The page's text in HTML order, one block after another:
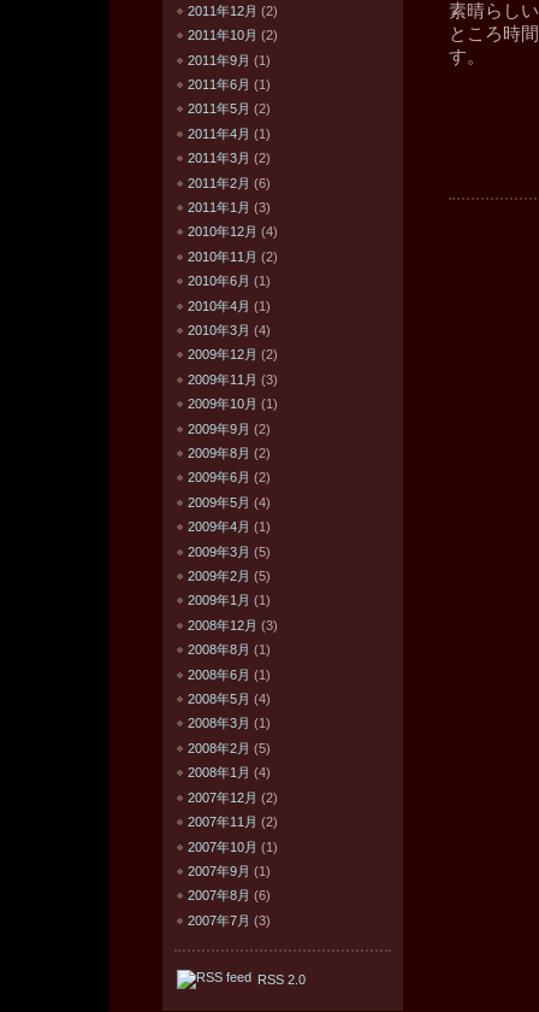
素晴らし
ところ時
す。
2011年12月 (2)
2011年10月 (2)
2011年9月 (1)
2011年6月 (1)
2011年5月 (2)
2011年4月 (1)
2011年3月 (2)
2011年2月 (6)
2011年1月 (3)
2010年12月 (4)
2010年11月 (2)
2010年6月 (1)
2010年4月 (1)
2010年3月 (4)
2009年12月 (2)
2009年11月 (3)
2009年10月 (1)
2009年9月 (2)
2009年8月 (2)
2009年6月 (2)
2009年5月 (4)
2009年4月 (1)
2009年3月 (5)
2009年2月 (5)
2009年1月 (1)
2008年12月 (3)
2008年8月 (1)
2008年6月 (1)
2008年5月 (4)
2008年3月 (1)
2008年2月 (5)
2008年1月 (4)
2007年12月 (2)
2007年11月 (2)
2007年10月 (1)
2007年9月 (1)
2007年8月 (6)
2007年7月 (3)
RSS 2.0